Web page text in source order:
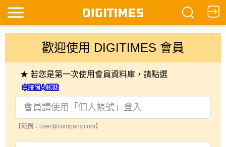
歡迎使用 DIGITIMES 會員
★ 若您是第一次使用會員資料庫，請點選
【範例：user@company.com】